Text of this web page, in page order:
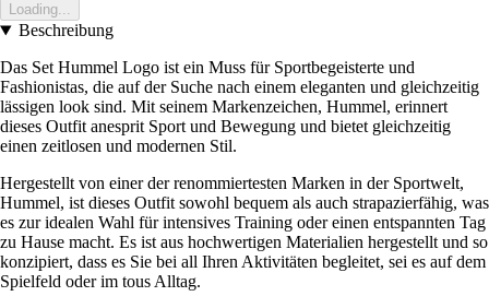
Loading...
Beschreibung
Das Set Hummel Logo ist ein Muss für Sportbegeisterte und
Fashionistas, die auf der Suche nach einem eleganten und gleichzeitig
lässigen look sind. Mit seinem Markenzeichen, Hummel, erinnert
dieses Outfit anesprit Sport und Bewegung und bietet gleichzeitig
einen zeitlosen und modernen Stil.
Hergestellt von einer der renommiertesten Marken in der Sportwelt,
Hummel, ist dieses Outfit sowohl bequem als auch strapazierfähig, was
es zur idealen Wahl für intensives Training oder einen entspannten Tag
zu Hause macht. Es ist aus hochwertigen Materialien hergestellt und so
konzipiert, dass es Sie bei all Ihren Aktivitäten begleitet, sei es auf dem
Spielfeld oder im tous Alltag.